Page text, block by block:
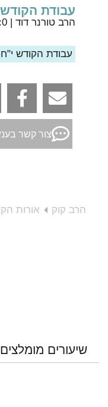
עבודת
הרב טורנר דוד
עבודת הקודש
צור קשר
הרב קוק
אורות
שיעורים מומלצים